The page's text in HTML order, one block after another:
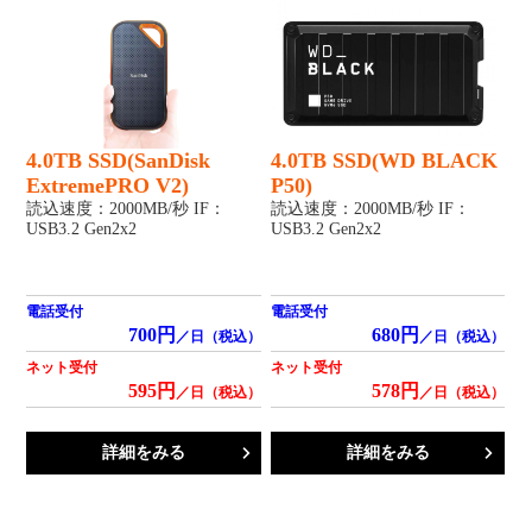
4.0TB SSD(SanDisk
ExtremePRO V2)
読込速度：2000MB/秒 IF：
USB3.2 Gen2x2
電話受付
700円 ／日（税込）
ネット受付
595円 ／日（税込）
詳細をみる
4.0TB SSD(WD BLACK
P50)
読込速度：2000MB/秒 IF：
USB3.2 Gen2x2
電話受付
680円 ／日（税込）
ネット受付
578円 ／日（税込）
詳細をみる